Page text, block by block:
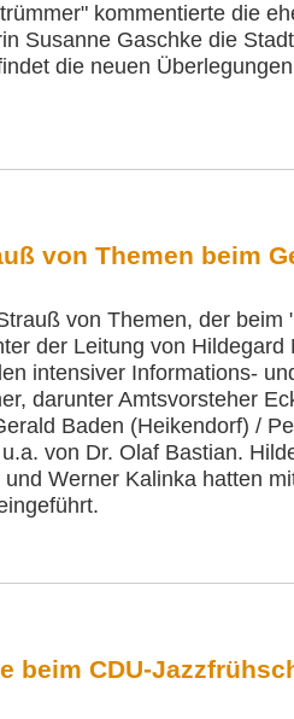
kommentierte die
Susanne Gaschke die
die neuen
von Themen beim
von Themen, der beim
der Leitung von
intensiver Informations-
darunter Amtsvorsteher
Baden (Heikendorf) /
von Dr. Olaf Bastian.
Werner Kalinka hatten
beim CDU-